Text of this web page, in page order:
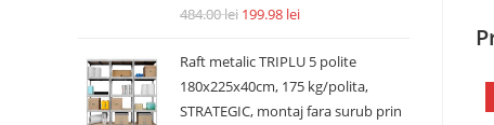
484.00lei 199.98 lei
Raft metalic TRIPLU 5 polite
180x225x40cm, 175 kg/polita,
STRATEGIC, montaj fara surub prin